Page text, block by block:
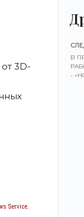
3D-
Service.
В
-